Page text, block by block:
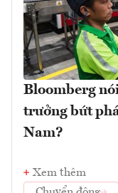
Bloomberg
trưởng bứt
Nam?
Xem thêm